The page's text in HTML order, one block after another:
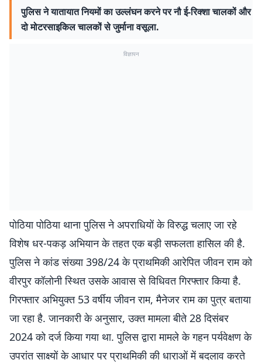
पुलिस ने यातायात नियमों का उल्लंघन करने पर नौ ई-रिक्शा चालकों और
दो मोटरसाइकिल चालकों से जुर्माना वसूला.
विज्ञापन
पोठिया पोठिया थाना पुलिस ने अपराधियों के विरुद्ध चलाए जा रहे
विशेष धर-पकड़ अभियान के तहत एक बड़ी सफलता हासिल की है.
पुलिस ने कांड संख्या 398/24 के प्राथमिकी आरेपित जीवन राम को
वीरपुर कॉलोनी स्थित उसके आवास से विधिवत गिरफ्तार किया है.
गिरफ्तार अभियुक्त 53 वर्षीय जीवन राम, मैनेजर राम का पुत्र बताया
जा रहा है. जानकारी के अनुसार, उक्त मामला बीते 28 दिसंबर
2024 को दर्ज किया गया था. पुलिस द्वारा मामले के गहन पर्यवेक्षण के
उपरांत साक्ष्यों के आधार पर प्राथमिकी की धाराओं में बदलाव करते